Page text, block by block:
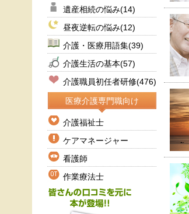
遺産相続の悩み(14)
昼夜逆転の悩み(12)
介護・医療用語集(39)
介護生活の基本(57)
介護職員初任者研修(476)
医療介護専門職向け
介護福祉士
ケアマネージャー
看護師
作業療法士